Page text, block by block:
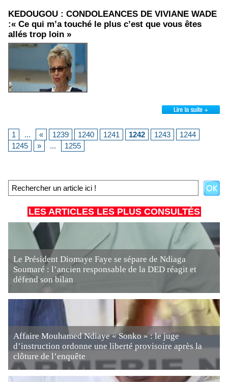
KEDOUGOU : CONDOLEANCES DE VIVIANE WADE
:« Ce qui m’a touché le plus c’est que vous êtes
allés trop loin »
1 ... « 1239 1240 1241 1242 1243
1244
1245
» ... 1255
LES ARTICLES LES PLUS CONSULTÉS
Le Président Diomaye Faye se sépare de Ndiaga
Soumaré : l’ancien responsable de la DED réagit et
défend son bilan
Affaire Mouhamed Ndiaye « Sonko » : le juge
d’instruction ordonne une liberté provisoire après la
clôture de l’enquête